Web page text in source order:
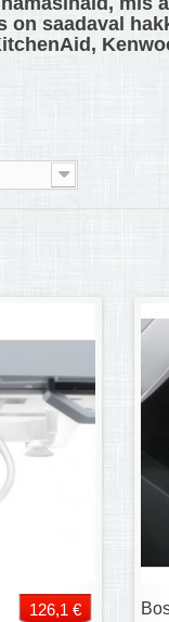
on saadaval
126,1 €